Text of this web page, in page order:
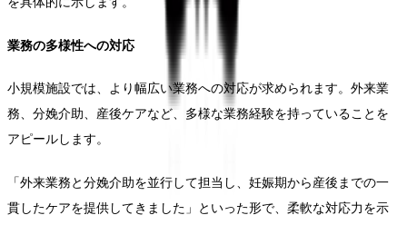
業務の多様性への対応
小規模施設では、より幅広い業務への対応が求められます。外来業
務、分娩介助、産後ケアなど、多様な業務経験を持っていることを
アピールします。
「外来業務と分娩介助を並行して担当し、妊娠期から産後までの一
貫したケアを提供してきました」といった形で、柔軟な対応力を示